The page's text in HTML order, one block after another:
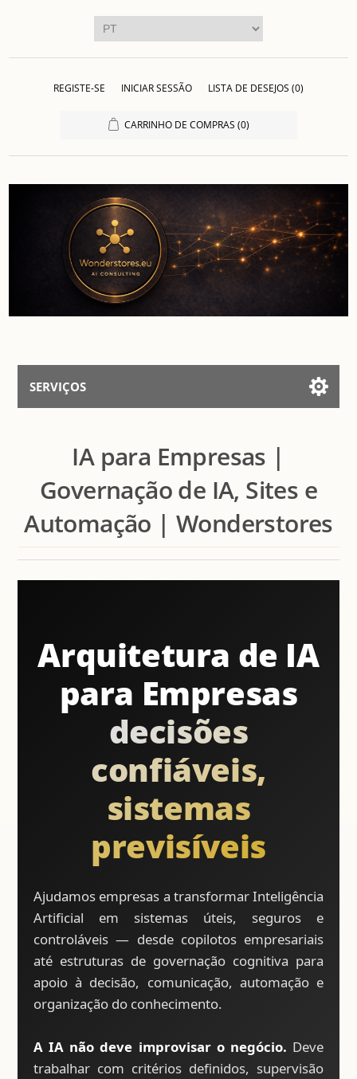
REGISTE-SE INICIAR SESSÃO LISTA DE DESEJOS (0)
CARRINHO DE COMPRAS (0)
SERVIÇOS
Falar Com Assistente
IA para Empresas |
Governação de IA, Sites e
Automação | Wonderstores
Arquitetura de IA
para Empresas
decisões
confiáveis,
sistemas
previsíveis
Ajudamos empresas a transformar Inteligência
Artificial em sistemas úteis, seguros e
controláveis — desde copilotos empresariais
até estruturas de governação cognitiva para
apoio à decisão, comunicação, automação e
organização do conhecimento.
A IA não deve improvisar o negócio. Deve
trabalhar com critérios definidos, supervisão